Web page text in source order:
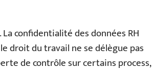
confidentialité des données RH
droit du travail ne se délègue pas
de contrôle sur certains process,